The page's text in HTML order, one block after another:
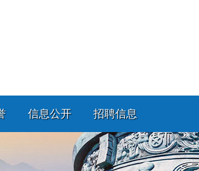
信息公开 招聘信息